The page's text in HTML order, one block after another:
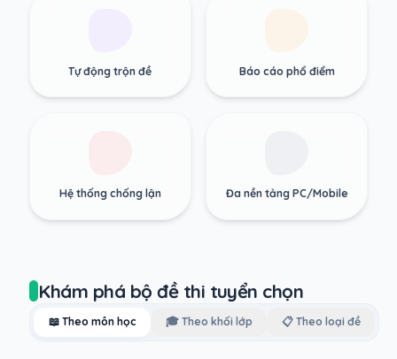
Tự động trộn đề Báo cáo phổ điểm
Hệ thống chống lận Đa nền tảng PC/Mobile
Khám phá bộ đề thi tuyển chọn
📖 Theo môn học 🎓 Theo khối lớp 📋 Theo loại đề